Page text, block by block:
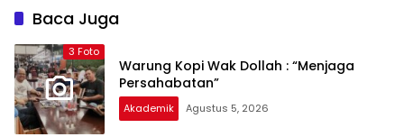
Sumatera Utara
Baca Juga
3 Foto
Warung Kopi Wak Dollah : “Menjaga
Persahabatan”
Akademik Agustus 5, 2026